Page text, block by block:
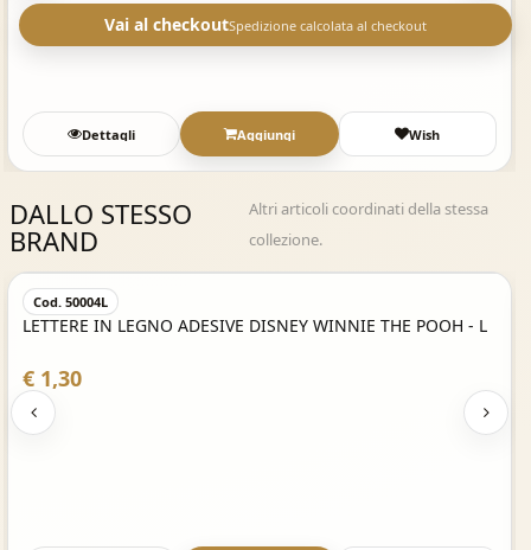
Vai al checkoutSpedizione calcolata al checkout
Dettagli Aggiungi Wish
DALLO STESSO
BRAND
Altri articoli coordinati della stessa
collezione.
Acquisto Veloce
Cod. 50004L
LETTERE IN LEGNO ADESIVE DISNEY WINNIE THE POOH - L
€ 1,30